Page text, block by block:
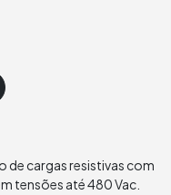
de cargas resistivas com
tensões até 480 Vac.